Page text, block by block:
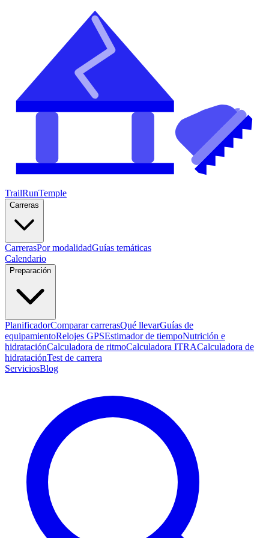
TrailRunTemple
Carreras
CarrerasPor modalidadGuías temáticas
Calendario
Preparación
PlanificadorComparar carrerasQué llevarGuías de
equipamientoRelojes GPSEstimador de tiempoNutrición e
hidrataciónCalculadora de ritmoCalculadora ITRACalculadora de
hidrataciónTest de carrera
ServiciosBlog